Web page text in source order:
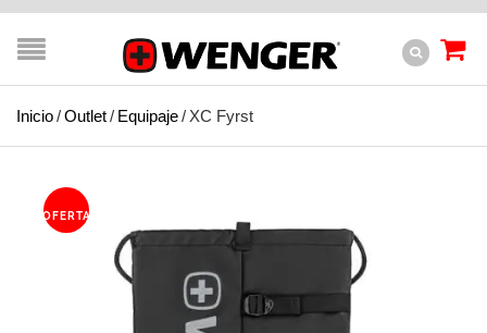
Inicio/Outlet/ Equipaje/ XC Fyrst
OFERTA